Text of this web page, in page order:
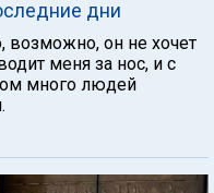
дни
возможно, он не хочет
меня за нос, и с
много людей